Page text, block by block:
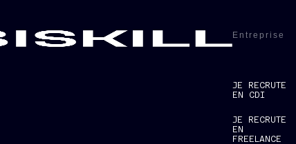
Entreprise
JE RECRUTE
EN CDI
JE RECRUTE
EN
FREELANCE